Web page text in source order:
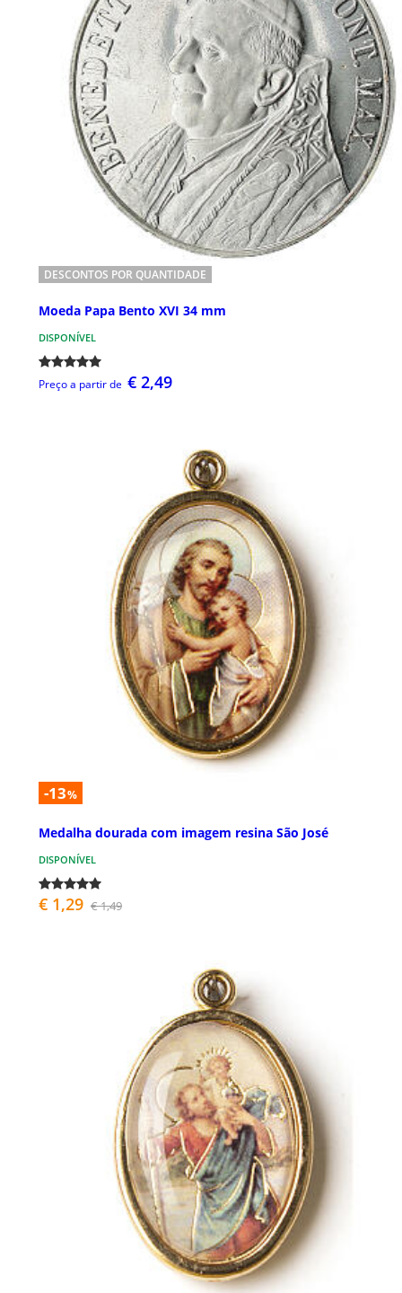
DESCONTOS POR QUANTIDADE
Moeda Papa Bento XVI 34 mm
DISPONÍVEL
Preço a partir de € 2,49
-13%
Medalha dourada com imagem resina São José
DISPONÍVEL
€ 1,29 € 1,49